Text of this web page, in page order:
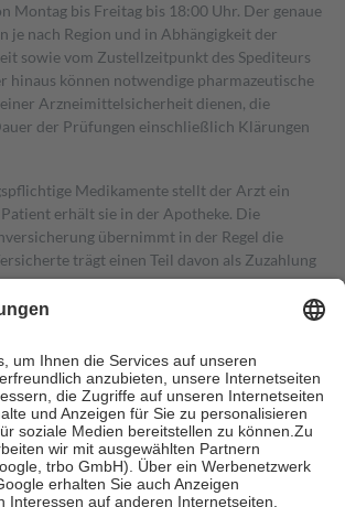
Montag bis Freitag bis 18:00 Uhr. Der genaue
je nach Region und in Abhängigkeit der
sowie vom Zustellzeitpunkt des Spediteurs
hinaus können notwendige pharmazeutische
Arzneimittelsicherheit dienen, die
der Prüfungen einschließlich Klärungen
Medikamente stellt der Arzt ein
Patient erhält sie in der Apotheke. Die
übernimmt in der Regel die
trägt einen Teil davon als Zuzahlung
Mitglieder Zuzahlungen in Höhe von zehn
Es sind jedoch nie mehr als die tatsächlichen
zu entrichten.
grundsätzlich auch für Online-Apotheken.
Krankenpflege beträgt die
der Kosten sowie zehn Euro je
der Versicherten für ihre eigene Gesundheit zu